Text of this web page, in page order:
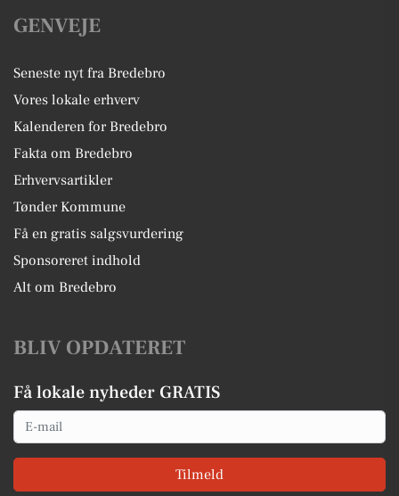
GENVEJE
Seneste nyt fra Bredebro
Vores lokale erhverv
Kalenderen for Bredebro
Fakta om Bredebro
Erhvervsartikler
Tønder Kommune
Få en gratis salgsvurdering
Sponsoreret indhold
Alt om Bredebro
BLIV OPDATERET
Få lokale nyheder GRATIS
Email
Tilmeld